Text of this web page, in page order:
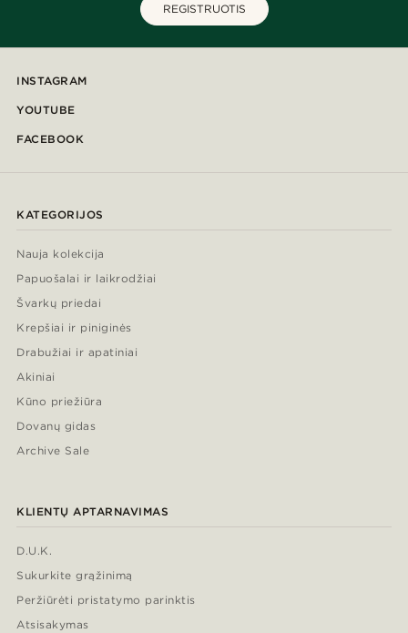
REGISTRUOTIS
INSTAGRAM
YOUTUBE
FACEBOOK
KATEGORIJOS
Nauja kolekcija
Papuošalai ir laikrodžiai
Švarkų priedai
Krepšiai ir piniginės
Drabužiai ir apatiniai
Akiniai
Kūno priežiūra
Dovanų gidas
Archive Sale
KLIENTŲ APTARNAVIMAS
D.U.K.
Sukurkite grąžinimą
Peržiūrėti pristatymo parinktis
Atsisakymas